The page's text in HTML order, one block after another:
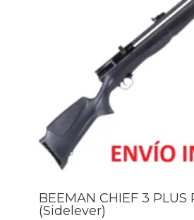
BEEMAN CHIEF 3 PLUS
(Sidelever)